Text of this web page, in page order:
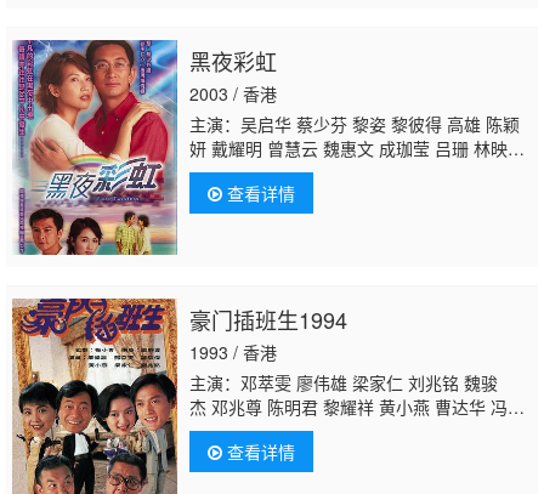
珊 叶凯茵 何婷恩 刘桂芳 萧徽勇 李丽丽 许碧
姬 曾守明 郑世豪 何俊轩 陈姿颖 陈荣峻 王俊
棠 高俊文 郭卓桦
黑夜彩虹
2003 / 香港
主演：吴启华 蔡少芬 黎姿 黎彼得 高雄 陈颖
妍 戴耀明 曾慧云 魏惠文 成珈莹 吕珊 林映
晖 康子妮 关礼杰 谷峰 邵传勇 李鸿杰 蔡国
庆 简慕华 余慕莲 沈可欣 黄泽锋 伍婉仪 林淑
敏 罗泳娴 郑世豪 宁进 李思蓓 林远迎 余子
业 黄凤琼 蒋克 麦嘉伦 黄梓玮 彭皓锋 杨瑞
麟邓汝超虞天伟 王伟梁 郑家生 廖丽丽 丁主
惠 邱万城 王俊棠 罗天池 招石文 林影红 夏竹
查看详情
豪门插班生1994
1993 / 香港
主演：邓萃雯 廖伟雄 梁家仁 刘兆铭 魏骏
杰 邓兆尊 陈明君 黎耀祥 黄小燕 曹达华 冯素
波 白茵 李桂英 林家栋 卢宛茵 梁葆贞 凌汉 萧
玉燕 冯晓文 黄文标 游飙 叶振声 蒋克 王维
德 陈安莹 林嘉丽 黎秀英 陈启泰 麦嘉伦 何浩
查看详情